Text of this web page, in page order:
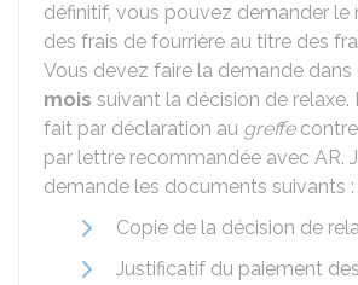
définitif, vous pouvez demander
des frais de fourrière au titre des
Vous devez faire la demande dans
mois suivant la décision de
fait par déclaration au greffecontre
par lettre recommandée avec AR.
demande les documents suivants :
Copie de la décision de
Justificatif du paiement